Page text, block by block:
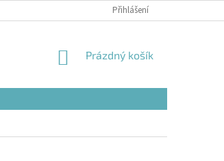
Přihlášení
NÁKUPNÍ
Prázdný košík